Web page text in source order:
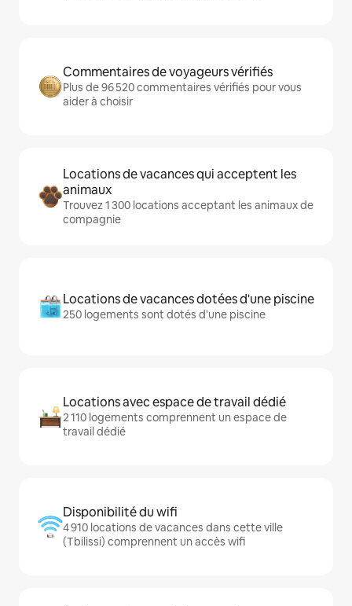
Commentaires de voyageurs vérifiés
Plus de 96 520 commentaires vérifiés pour vous
aider à choisir
Locations de vacances qui acceptent les
animaux
Trouvez 1 300 locations acceptant les animaux de
compagnie
Locations de vacances dotées d'une piscine
250 logements sont dotés d'une piscine
Locations avec espace de travail dédié
2 110 logements comprennent un espace de
travail dédié
Disponibilité du wifi
4 910 locations de vacances dans cette ville
(Tbilissi) comprennent un accès wifi